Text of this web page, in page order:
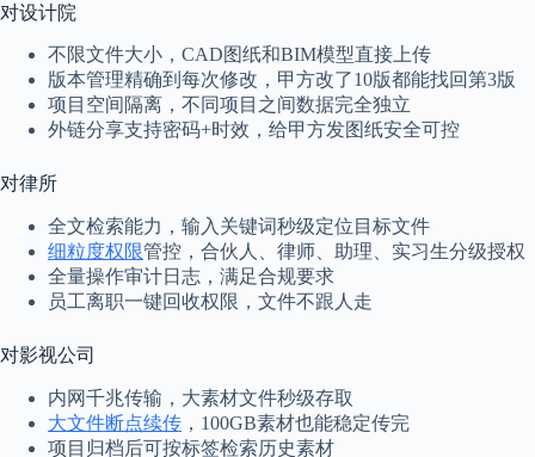
对设计院
不限文件大小，CAD图纸和BIM模型直接上传
版本管理精确到每次修改，甲方改了10版都能找回第3版
项目空间隔离，不同项目之间数据完全独立
外链分享支持密码+时效，给甲方发图纸安全可控
对律所
全文检索能力，输入关键词秒级定位目标文件
细粒度权限管控，合伙人、律师、助理、实习生分级授权
全量操作审计日志，满足合规要求
员工离职一键回收权限，文件不跟人走
对影视公司
内网千兆传输，大素材文件秒级存取
大文件断点续传 ，100GB素材也能稳定传完
项目归档后可按标签检索历史素材